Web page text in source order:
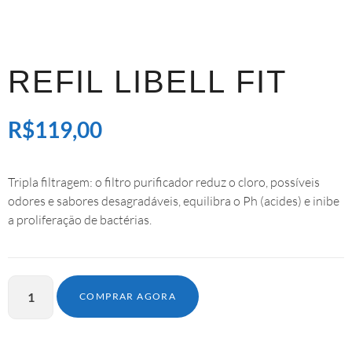
REFIL LIBELL FIT
R$119,00
Tripla filtragem: o filtro purificador reduz o cloro, possíveis
odores e sabores desagradáveis, equilibra o Ph (acides) e inibe
a proliferação de bactérias.
COMPRAR AGORA